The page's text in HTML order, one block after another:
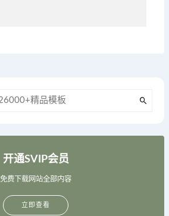
开通SVIP会员
免费下载网站全部内容
立即查看